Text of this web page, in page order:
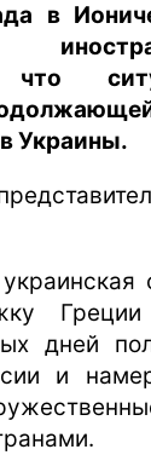
в
что
Украины.
дней
и